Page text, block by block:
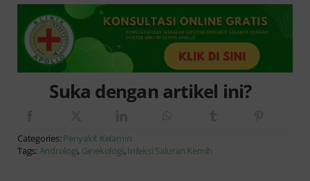
Suka dengan artikel ini?
Categories: Penyakit Kelamin
Tags: Andrologi, Ginekologi, Infeksi Saluran Kemih